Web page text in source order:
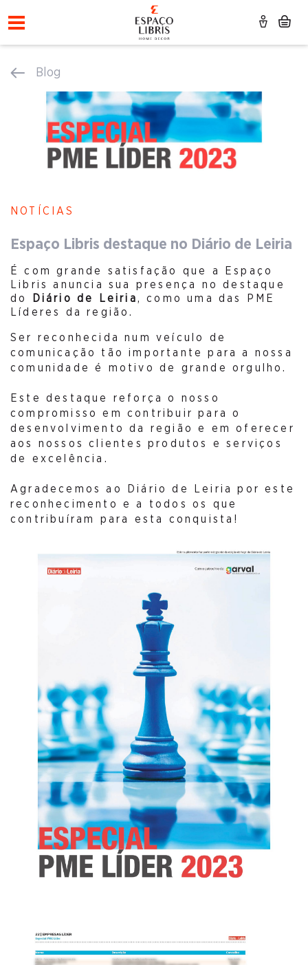
Blog
NOTÍCIAS
Espaço Libris destaque no Diário de Leiria
É com grande satisfação que a Espaço
Libris anuncia sua presença no destaque
do
Diário de Leiria, como uma das PME
Líderes da região.
Ser reconhecida num veículo de
comunicação tão importante para a nossa
comunidade é motivo de grande orgulho.
Este destaque reforça o nosso
compromisso em contribuir para o
desenvolvimento da região e em oferecer
aos nossos clientes produtos e serviços
de excelência.
Agradecemos ao Diário de Leiria por este
reconhecimento e a todos os que
contribuíram para esta conquista!